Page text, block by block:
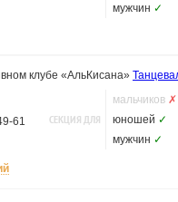
мужчин ✓
клубе «АльКисана»
61
СЕКЦИЯ ДЛЯ
мальчиков ✗
юношей ✓
мужчин ✓